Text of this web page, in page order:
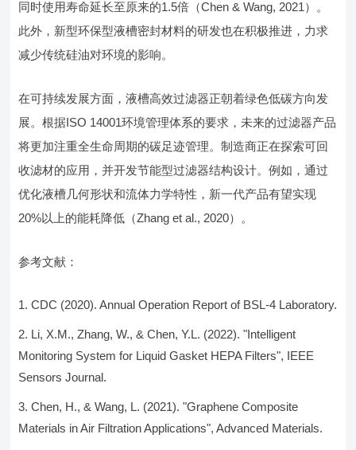
同时使用寿命延长至原来的1.5倍（Chen & Wang, 2021）。
此外，新型环保型液槽密封材料的研发也在积极推进，力求
减少传统硅油对环境的影响。
在可持续发展方面，液槽高效过滤器正朝着绿色低碳方向发
展。根据ISO 14001环境管理体系的要求，未来的过滤器产品
将更加注重全生命周期的碳足迹管理。制造商正在探索可回
收滤材的应用，并开发节能型过滤器结构设计。例如，通过
优化液槽几何形状和流体力学特性，新一代产品有望实现
20%以上的能耗降低（Zhang et al., 2020）。
参考文献：
CDC (2020). Annual Operation Report of BSL-4 Laboratory.
Li, X.M., Zhang, W., & Chen, Y.L. (2022). "Intelligent
Monitoring System for Liquid Gasket HEPA Filters", IEEE
Sensors Journal.
Chen, H., & Wang, L. (2021). "Graphene Composite
Materials in Air Filtration Applications", Advanced Materials.